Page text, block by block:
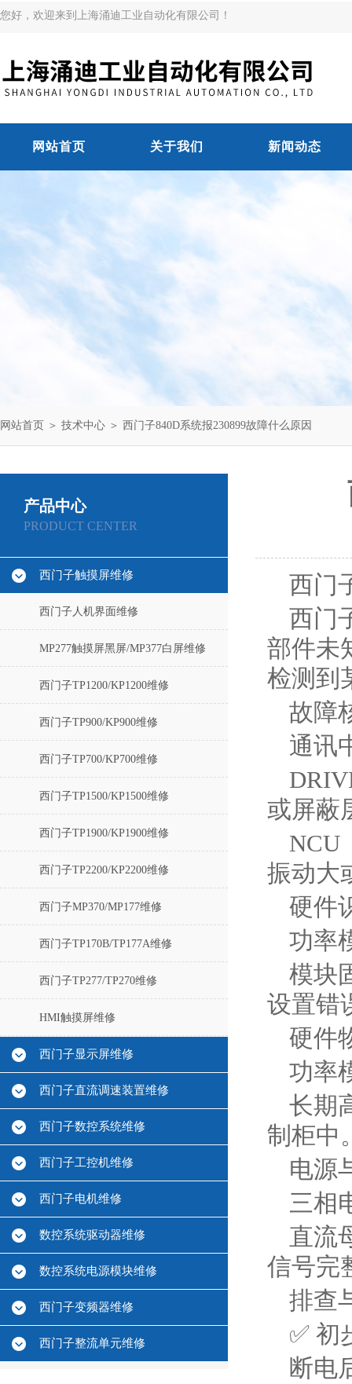
您好，欢迎来到上海涌迪工业自动化有限公司！
网站首页 关于我们 新闻动态
网站首页 ＞ 技术中心 ＞ 西门子840D系统报230899故障什么原因
产品中心
PRODUCT CENTER
西门子触摸屏维修
西门子人机界面维修
MP277触摸屏黑屏/MP377白屏维修
西门子TP1200/KP1200维修
西门子TP900/KP900维修
西门子TP700/KP700维修
西门子TP1500/KP1500维修
西门子TP1900/KP1900维修
西门子TP2200/KP2200维修
西门子MP370/MP177维修
西门子TP170B/TP177A维修
西门子TP277/TP270维修
HMI触摸屏维修
西门子显示屏维修
西门子直流调速装置维修
西门子数控系统维修
西门子工控机维修
西门子电机维修
数控系统驱动器维修
数控系统电源模块维修
西门子变频器维修
西门子整流单元维修
西门
西门
部件未
检测到
故障
通讯
或屏蔽
NCU
振动大
硬件
功率
模块
设置错
硬件
功率
长期
制柜中
电源
三相
直流
信号完
排查
✅ ‌初
断电